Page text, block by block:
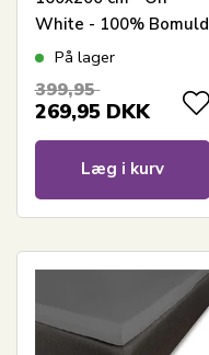
White - 100% Bomuld
jersey lagen -
elevationsseng
På lager
399,95
269,95 DKK
Læg i kurv